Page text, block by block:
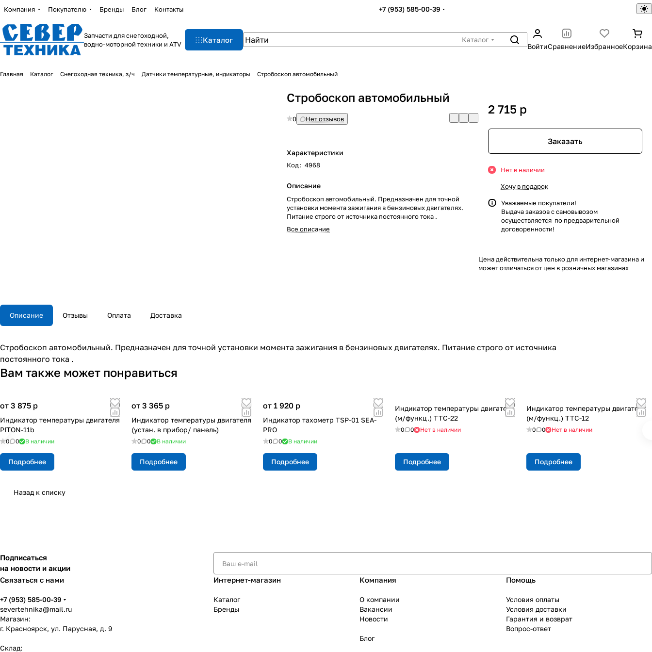
Компания Покупателю Бренды Блог Контакты +7 (953) 585-00-39
Запчасти для снегоходной,
водно-моторной техники и ATV
Каталог
Каталог
ВойтиСравнениеИзбранноеКорзина
Главная Каталог Снегоходная техника, з/ч Датчики температурные, индикаторы Стробоскоп автомобильный
Стробоскоп автомобильный
0 Нет отзывов
Характеристики
Код: 4968
Описание
Стробоскоп автомобильный. Предназначен для точной
установки момента зажигания в бензиновых двигателях.
Питание строго от источника постоянного тока .
Все описание
2 715 p
Заказать
Нет в наличии
Хочу в подарок
Уважаемые покупатели!
Выдача заказов с самовывозом
осуществляется по предварительной
договоренности!
Цена действительна только для интернет-магазина и
может отличаться от цен в розничных магазинах
Описание Отзывы Оплата Доставка
Стробоскоп автомобильный. Предназначен для точной установки момента зажигания в бензиновых двигателях. Питание строго от источника
постоянного тока .
Вам также может понравиться
от 3 875 p
Индикатор температуры двигателя
PITON-11b
0 0 В наличии
Подробнее
от 3 365 p
Индикатор температуры двигателя
(устан. в прибор/ панель)
0 0 В наличии
Подробнее
от 1 920 p
Индикатор тахометр TSP-01 SEA-
PRO
0 0 В наличии
Подробнее
Индикатор температуры двигателя
(м/функц.) ТТС-22
0 0 Нет в наличии
Подробнее
Индикатор температуры двигателя
(м/функц.) ТТС-12
0 0 Нет в наличии
Подробнее
Назад к списку
Подписаться
на новости и акции
Связаться с нами
+7 (953) 585-00-39
severtehnika@mail.ru
Магазин:
г. Красноярск, ул. Парусная, д. 9
Склад:
Интернет-магазин
Каталог
Бренды
Компания
О компании
Вакансии
Новости
Блог
Помощь
Условия оплаты
Условия доставки
Гарантия и возврат
Вопрос-ответ